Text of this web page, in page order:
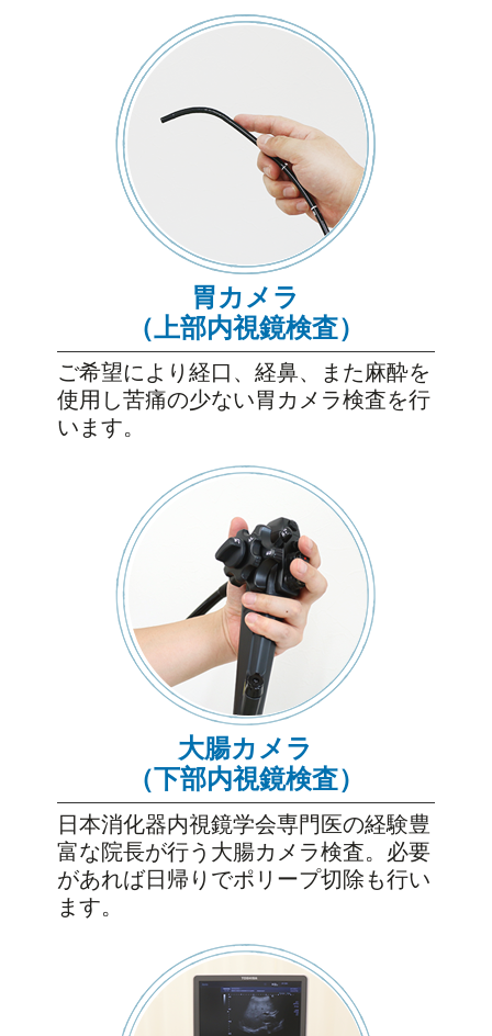
胃カメラ
（上部内視鏡検査）
ご希望により経口、経鼻、また麻酔を
使用し苦痛の少ない胃カメラ検査を行
います。
大腸カメラ
（下部内視鏡検査）
日本消化器内視鏡学会専門医の経験豊
富な院長が行う大腸カメラ検査。必要
があれば日帰りでポリープ切除も行い
ます。